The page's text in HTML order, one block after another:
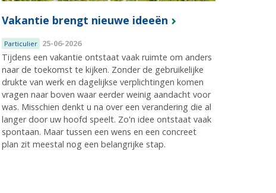
Vakantie brengt nieuwe ideeën
Particulier 25-06-2026
Tijdens een vakantie ontstaat vaak ruimte om anders
naar de toekomst te kijken. Zonder de gebruikelijke
drukte van werk en dagelijkse verplichtingen komen
vragen naar boven waar eerder weinig aandacht voor
was. Misschien denkt u na over een verandering die al
langer door uw hoofd speelt. Zo'n idee ontstaat vaak
spontaan. Maar tussen een wens en een concreet
plan zit meestal nog een belangrijke stap.